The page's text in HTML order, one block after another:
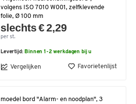
volgens ISO 7010 W001, zelfklevende
folie, Ø 100 mm
slechts € 2,29
per st.
Levertijd: Binnen 1-2 werkdagen bij u
Vergelijken Favorietenlijst
moedel bord "Alarm- en noodplan", 3